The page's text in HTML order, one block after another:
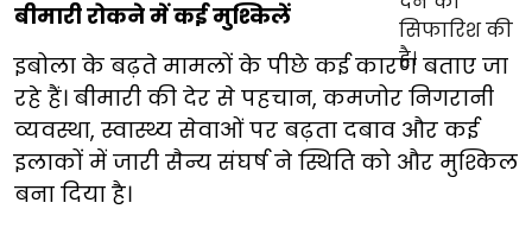
बीमारी रोकने में कई मुश्किलें
इबोला के बढ़ते मामलों के पीछे कई कारण बताए जा
रहे हैं। बीमारी की देर से पहचान, कमजोर निगरानी
व्यवस्था, स्वास्थ्य सेवाओं पर बढ़ता दबाव और कई
इलाकों में जारी सैन्य संघर्ष ने स्थिति को और मुश्किल
बना दिया है।